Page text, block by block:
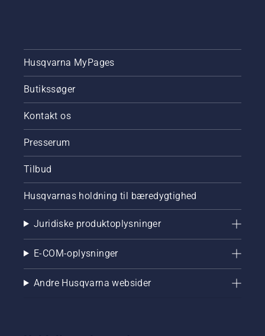
Husqvarna MyPages
Butikssøger
Kontakt os
Presserum
Tilbud
Husqvarnas holdning til bæredygtighed
Juridiske produktoplysninger
E-COM-oplysninger
Andre Husqvarna websider